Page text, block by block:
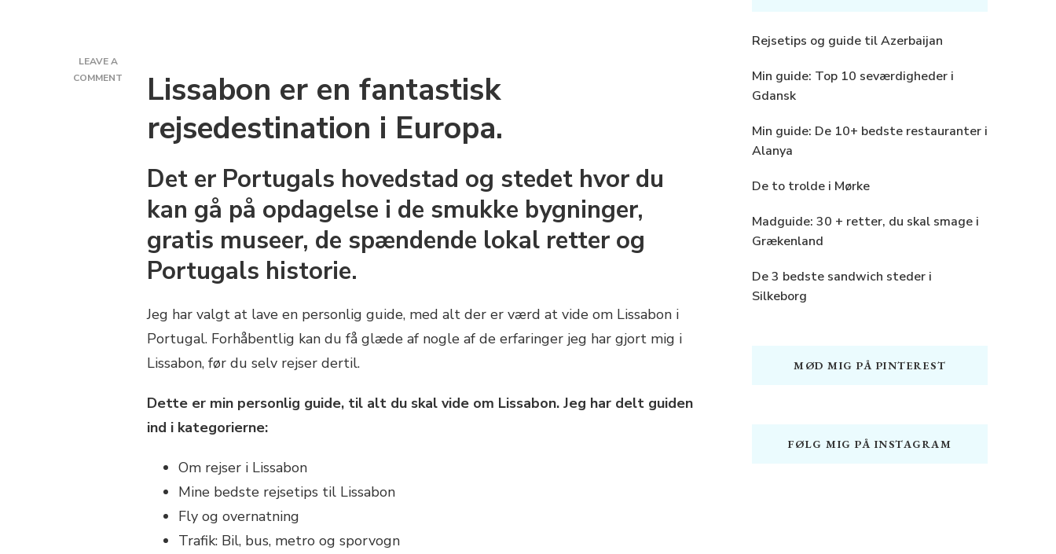
LEAVE A
COMMENT
GUIDE
PORTUGAL
Lissabon er en fantastisk
rejsedestination i Europa.
Det er Portugals hovedstad og stedet hvor du
kan gå på opdagelse i de smukke bygninger,
gratis museer, de spændende lokal retter og
Portugals historie.
Jeg har valgt at lave en personlig guide, med alt der er værd at vide om Lissabon i
Portugal. Forhåbentlig kan du få glæde af nogle af de erfaringer jeg har gjort mig i
Lissabon, før du selv rejser dertil.
Dette er min personlig guide, til alt du skal vide om Lissabon. Jeg har delt guiden
ind i kategorierne:
Om rejser i Lissabon
Mine bedste rejsetips til Lissabon
Fly og overnatning
Trafik: Bil, bus, metro og sporvogn
Rejsetips og guide til Azerbaijan
Min guide: Top 10 seværdigheder i
Gdansk
Min guide: De 10+ bedste restauranter i
Alanya
De to trolde i Mørke
Madguide: 30 + retter, du skal smage i
Grækenland
De 3 bedste sandwich steder i
Silkeborg
MØD MIG PÅ PINTEREST
FØLG MIG PÅ INSTAGRAM